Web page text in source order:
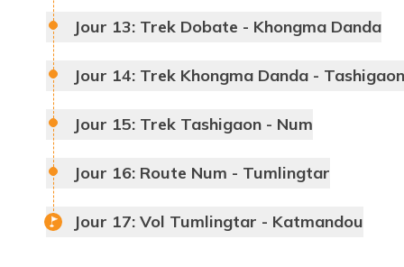
Baruntse
Jour 13: Trek Dobate - Khongma Danda
Jour 14: Trek Khongma Danda - Tashigaon
Jour 15: Trek Tashigaon - Num
Jour 16: Route Num - Tumlingtar
Jour 17: Vol Tumlingtar - Katmandou